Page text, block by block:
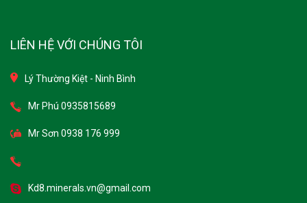
LIÊN HỆ VỚI CHÚNG TÔI
Lý Thường Kiệt - Ninh Bình
Mr Phú 0935815689
Mr Sơn 0938 176 999
Kd8.minerals.vn@gmail.com